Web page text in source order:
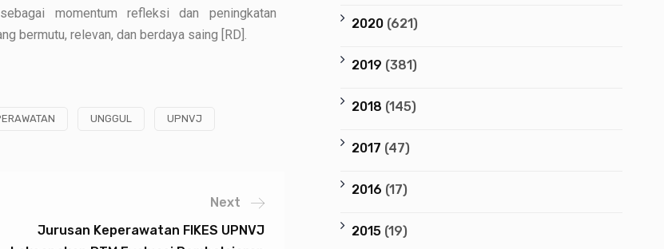
momentum refleksi dan peningkatan
bermutu, relevan, dan berdaya saing [RD].
UNGGUL UPNVJ
Next
Jurusan Keperawatan FIKES UPNVJ
2020(621)
2019 (381)
2018 (145)
2017 (47)
2016 (17)
2015(19)